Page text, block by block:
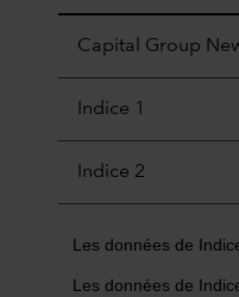
Capital Group
Indice 1
Indice 2
Les données de
Les données de